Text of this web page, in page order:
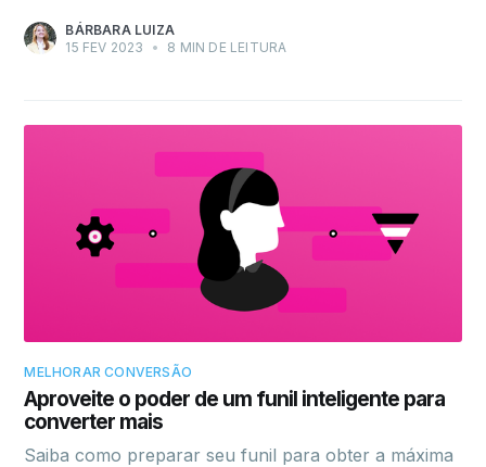
BÁRBARA LUIZA
15 FEV 2023
• 8 MIN DE LEITURA
MELHORAR CONVERSÃO
Aproveite o poder de um funil inteligente para
converter mais
Saiba como preparar seu funil para obter a máxima